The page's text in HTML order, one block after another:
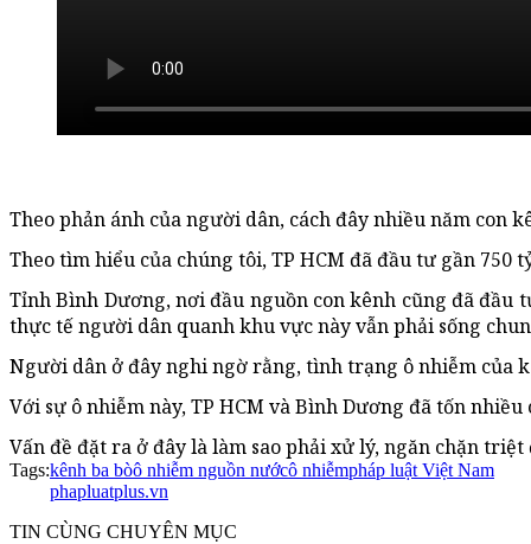
Theo phản ánh của người dân, cách đây nhiều năm con
Theo tìm hiểu của chúng tôi, TP HCM đã đầu tư gần
Tỉnh Bình Dương, nơi đầu nguồn con kênh cũng đã đầu
thực tế người dân quanh khu vực này vẫn phải sống
Người dân ở đây nghi ngờ rằng, tình trạng ô nhiễm của
Với sự ô nhiễm này, TP HCM và Bình Dương đã tốn
Vấn đề đặt ra ở đây là làm sao phải xử lý, ngăn chặn
Tags:kênh ba bòô nhiễm nguồn nướcô nhiễmpháp luật Việt Nam
phapluatplus.vn
TIN CÙNG CHUYÊN MỤC